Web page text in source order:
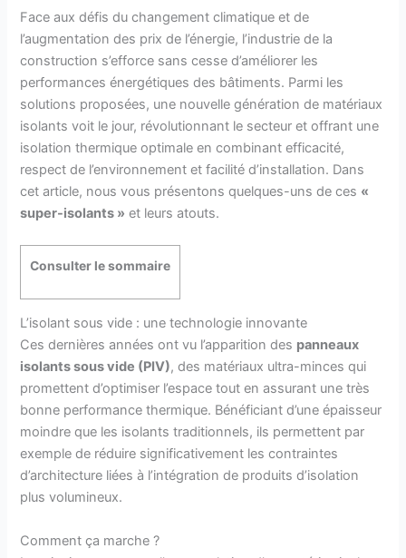
Face aux défis du changement climatique et de
l’augmentation des prix de l’énergie, l’industrie de la
construction s’efforce sans cesse d’améliorer les
performances énergétiques des bâtiments. Parmi les
solutions proposées, une nouvelle génération de matériaux
isolants voit le jour, révolutionnant le secteur et offrant une
isolation thermique optimale en combinant efficacité,
respect de l’environnement et facilité d’installation. Dans
cet article, nous vous présentons quelques-uns de ces «
super-isolants » et leurs atouts.
Consulter le sommaire
L’isolant sous vide : une technologie innovante
Ces dernières années ont vu l’apparition des panneaux
isolants sous vide (PIV), des matériaux ultra-minces qui
promettent d’optimiser l’espace tout en assurant une très
bonne performance thermique. Bénéficiant d’une épaisseur
moindre que les isolants traditionnels, ils permettent par
exemple de réduire significativement les contraintes
d’architecture liées à l’intégration de produits d’isolation
plus volumineux.
Comment ça marche ?